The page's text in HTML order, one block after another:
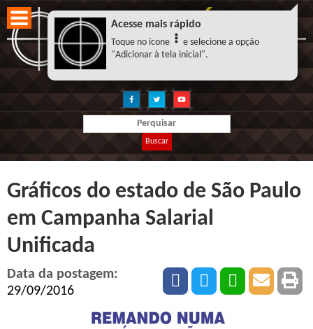
Buscar
Gráficos do estado de São Paulo
em Campanha Salarial
Unificada
Data da postagem:
29/09/2016
Acesse mais rápido
Toque no icone
e selecione a opção
"Adicionar à tela inicial".